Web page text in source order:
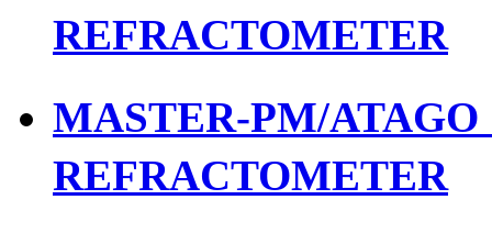
REFRACTOMETER
MASTER-PM/
REFRACTOMETER